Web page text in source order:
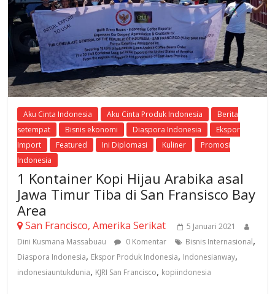
Aku Cinta Indonesia Aku Cinta Produk Indonesia
Berita
setempat
Bisnis ekonomi Diaspora Indonesia
Ekspor
Import
Featured Ini Diplomasi Kuliner
Promosi
Indonesia
1 Kontainer Kopi Hijau Arabika asal
Jawa Timur Tiba di San Fransisco Bay
Area
San Francisco, Amerika Serikat
5 Januari 2021
Dini Kusmana Massabuau
0 Komentar Bisnis Internasional,
Diaspora Indonesia, Ekspor Produk Indonesia, Indonesianway,
indonesiauntukdunia, KJRI San Francisco, kopiindonesia